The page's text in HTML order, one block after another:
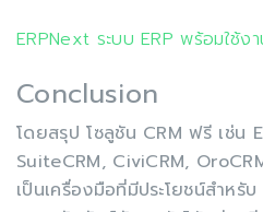
ERPNext ระบบ ERP พร้อมใช้ง
Conclusion
โดยสรุป โซลูชัน CRM ฟรี เช่น
SuiteCRM, CiviCRM,
เป็นเครื่องมือที่มีประโยชน์สำหรั